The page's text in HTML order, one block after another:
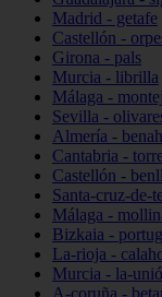
Madrid - getafe
Castellón -
Girona - pals
Murcia - librilla
Málaga -
Sevilla -
Almería -
Cantabria -
Castellón -
Santa-cruz-de-
Málaga -
Bizkaia -
La-rioja -
Murcia - la-
A-coruña -